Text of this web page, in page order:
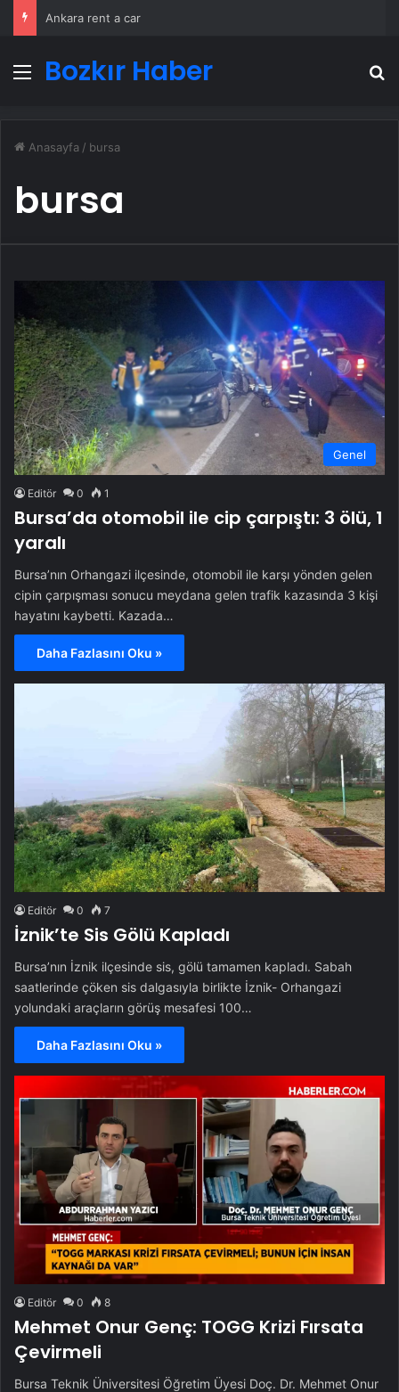
Ankara rent a car
Menü
Bozkır Haber
Anasayfa / bursa
bursa
Genel
Editör 0 1
Bursa’da otomobil ile cip çarpıştı: 3 ölü, 1
yaralı
Bursa’nın Orhangazi ilçesinde, otomobil ile karşı yönden gelen
cipin çarpışması sonucu meydana gelen trafik kazasında 3 kişi
hayatını kaybetti. Kazada…
Daha Fazlasını Oku »
Editör 0 7
İznik’te Sis Gölü Kapladı
Bursa’nın İznik ilçesinde sis, gölü tamamen kapladı. Sabah
saatlerinde çöken sis dalgasıyla birlikte İznik- Orhangazi
yolundaki araçların görüş mesafesi 100…
Daha Fazlasını Oku »
Editör 0 8
Mehmet Onur Genç: TOGG Krizi Fırsata
Çevirmeli
Bursa Teknik Üniversitesi Öğretim Üyesi Doç. Dr. Mehmet Onur